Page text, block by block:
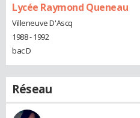
Lycée Raymond Queneau
Villeneuve D'Ascq
1988 - 1992
bac D
Réseau